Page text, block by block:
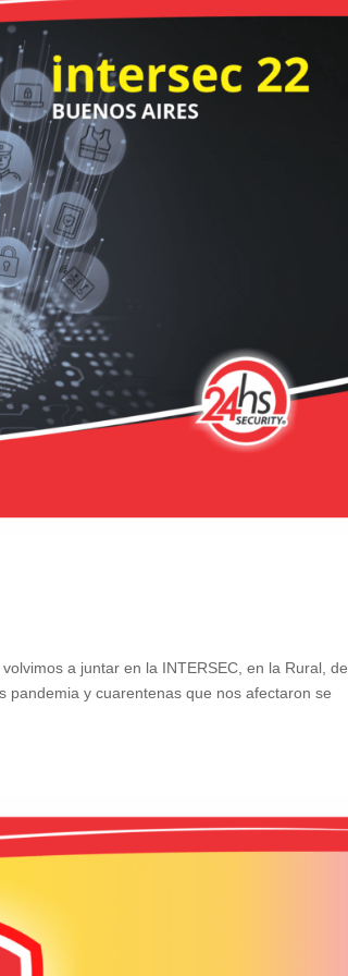
a juntar en la INTERSEC, en la Rural,
pandemia y cuarentenas que nos afectaron se